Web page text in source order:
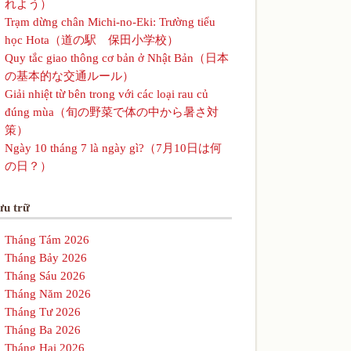
れよう）
Trạm dừng chân Michi-no-Eki: Trường tiểu
học Hota（道の駅 保田小学校）
Quy tắc giao thông cơ bản ở Nhật Bản（日本
の基本的な交通ルール）
Giải nhiệt từ bên trong với các loại rau củ
đúng mùa（旬の野菜で体の中から暑さ対
策）
Ngày 10 tháng 7 là ngày gì?（7月10日は何
の日？）
trữ
Tháng Tám 2026
Tháng Bảy 2026
Tháng Sáu 2026
Tháng Năm 2026
Tháng Tư 2026
Tháng Ba 2026
Tháng Hai 2026